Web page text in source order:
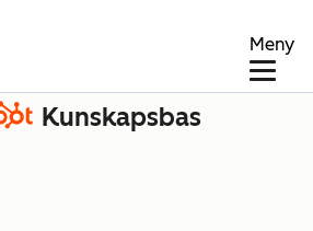
Meny
Kunskapsbas